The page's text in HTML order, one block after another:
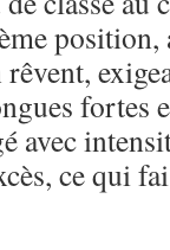
position,
fortes
avec
ce qui